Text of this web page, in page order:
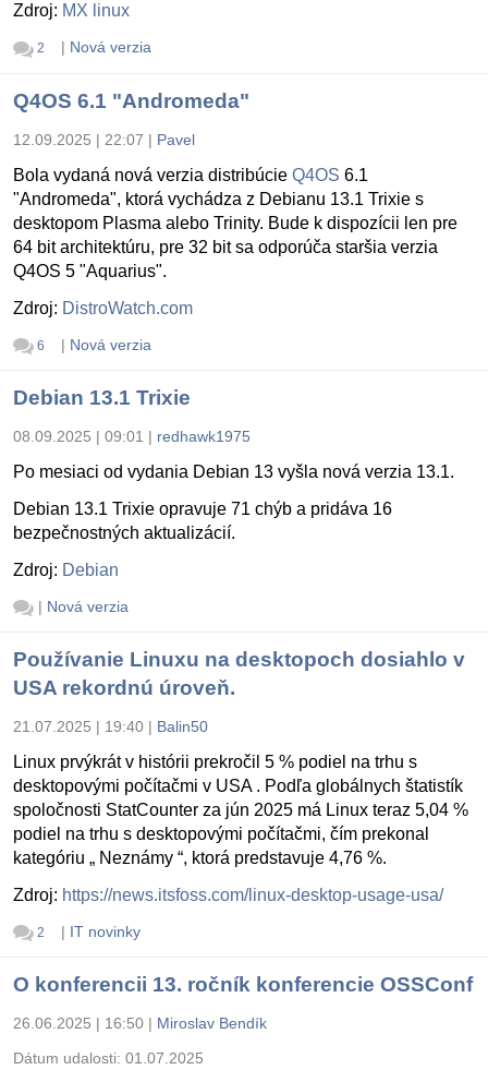
Zdroj: MX linux
2 | Nová verzia
Q4OS 6.1 "Andromeda"
12.09.2025 | 22:07 | Pavel
Bola vydaná nová verzia distribúcie Q4OS 6.1
"Andromeda", ktorá vychádza z Debianu 13.1 Trixie s
desktopom Plasma alebo Trinity. Bude k dispozícii len pre
64 bit architektúru, pre 32 bit sa odporúča staršia verzia
Q4OS 5 "Aquarius".
Zdroj: DistroWatch.com
6 | Nová verzia
Debian 13.1 Trixie
08.09.2025 | 09:01 | redhawk1975
Po mesiaci od vydania Debian 13 vyšla nová verzia 13.1.
Debian 13.1 Trixie opravuje 71 chýb a pridáva 16
bezpečnostných aktualizácií.
Zdroj: Debian
| Nová verzia
Používanie Linuxu na desktopoch dosiahlo v
USA rekordnú úroveň.
21.07.2025 | 19:40 | Balin50
Linux prvýkrát v histórii prekročil 5 % podiel na trhu s
desktopovými počítačmi v USA . Podľa globálnych štatistík
spoločnosti StatCounter za jún 2025 má Linux teraz 5,04 %
podiel na trhu s desktopovými počítačmi, čím prekonal
kategóriu „ Neznámy “, ktorá predstavuje 4,76 %.
Zdroj: https://news.itsfoss.com/linux-desktop-usage-usa/
2 | IT novinky
O konferencii 13. ročník konferencie OSSConf
26.06.2025 | 16:50 | Miroslav Bendík
Dátum udalosti: 01.07.2025